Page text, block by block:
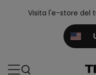
Visita l'e-store del